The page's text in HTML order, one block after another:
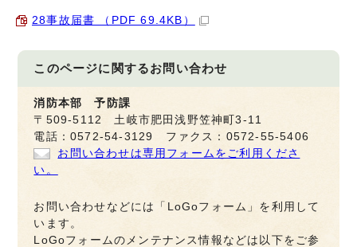
28事故届書 （PDF 69.4KB）
このページに関するお問い合わせ
消防本部 予防課
〒509-5112 土岐市肥田浅野笠神町3-11
電話：0572-54-3129 ファクス：0572-55-5406
お問い合わせは専用フォームをご利用くださ
い。
お問い合わせなどには「LoGoフォーム」を利用して
います。
LoGoフォームのメンテナンス情報などは以下をご参